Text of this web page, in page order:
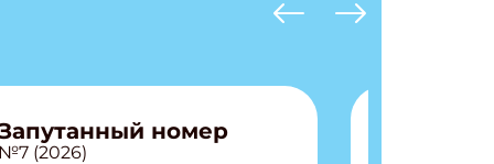
номер
№7 (2026)